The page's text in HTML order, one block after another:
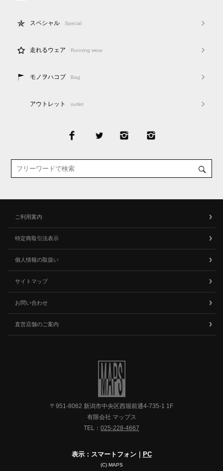
スペシャル Special
走れるウェア Running wear
モノヲハコブ Bag
アウトレット outlet
ご利用案内
特定商取引法表示
個人情報の取扱い
サイトマップ
お問い合わせ
直営店舗のご案内
〒951-8062 新潟市中央区西堀前通4-735-1 1F
有限会社 マップス
TEL： 025-228-4667
表示：スマートフォン｜ PC
(C) MAPS